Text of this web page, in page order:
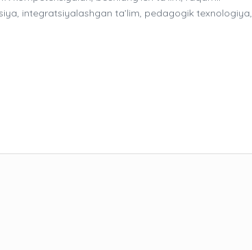
integratsiyalashgan ta’lim, pedagogik texnologiya,